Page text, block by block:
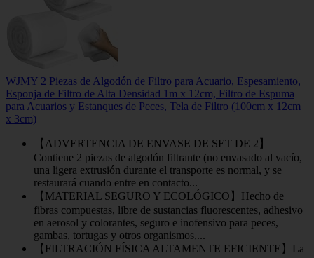
WJMY 2 Piezas de Algodón de Filtro para Acuario, Espesamiento,
Esponja de Filtro de Alta Densidad 1m x 12cm, Filtro de Espuma
para Acuarios y Estanques de Peces, Tela de Filtro (100cm x 12cm
x 3cm)
【ADVERTENCIA DE ENVASE DE SET DE 2】
Contiene 2 piezas de algodón filtrante (no envasado al vacío,
una ligera extrusión durante el transporte es normal, y se
restaurará cuando entre en contacto...
【MATERIAL SEGURO Y ECOLÓGICO】Hecho de
fibras compuestas, libre de sustancias fluorescentes, adhesivo
en aerosol y colorantes, seguro e inofensivo para peces,
gambas, tortugas y otros organismos,...
【FILTRACIÓN FÍSICA ALTAMENTE EFICIENTE】La